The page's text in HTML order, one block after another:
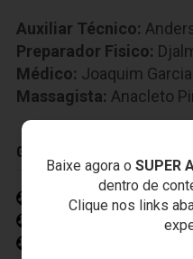
Baixe agora o SUPER
dentro de
Clique nos links
Auxiliar Técnico:
Preparador Fisico:
Médico: Joaquim Garcia
Massagista: Anacleto
GOLS
Nicácio 3' (1)